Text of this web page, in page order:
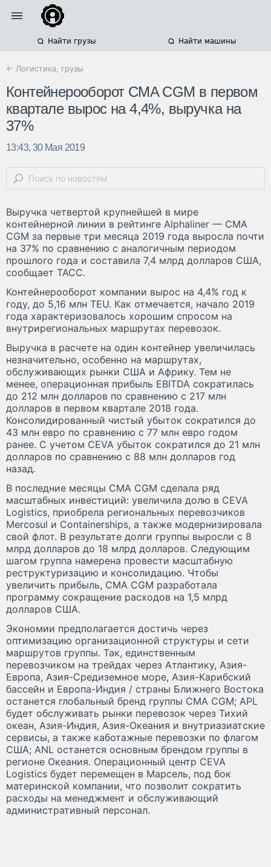
Найти грузы Найти машины
← Логистика, грузы
Контейнерооборот CMA CGM в первом
квартале вырос на 4,4%, выручка на
37%
13:43, 30 Мая 2019
Выручка четвертой крупнейшей в мире
контейнерной линии в рейтинге Alphaliner — CMA
CGM за первые три месяца 2019 года выросла почти
на 37% по сравнению с аналогичным периодом
прошлого года и составила 7,4 млрд долларов США,
сообщает ТАСС.
Контейнерооборот компании вырос на 4,4% год к
году, до 5,16 млн TEU. Как отмечается, начало 2019
года характеризовалось хорошим спросом на
внутрирегиональных маршрутах перевозок.
Выручка в расчете на один контейнер увеличилась
незначительно, особенно на маршрутах,
обслуживающих рынки США и Африку. Тем не
менее, операционная прибыль EBITDA сократилась
до 212 млн долларов по сравнению с 217 млн
долларов в первом квартале 2018 года.
Консолидированный чистый убыток сократился до
43 млн евро по сравнению с 77 млн евро годом
ранее. С учетом CEVA убыток сократился до 21 млн
долларов по сравнению с 88 млн долларов год
назад.
В последние месяцы CMA CGM сделала ряд
масштабных инвестиций: увеличила долю в CEVA
Logistics, приобрела региональных перевозчиков
Mercosul и Containerships, а также модернизировала
свой флот. В результате долги группы выросли с 8
млрд долларов до 18 млрд долларов. Следующим
шагом группа намерена провести масштабную
реструктуризацию и консолидацию. Чтобы
увеличить прибыль, CMA CGM разработала
программу сокращение расходов на 1,5 млрд
долларов США.
Экономии предполагается достичь через
оптимизацию организационной структуры и сети
маршрутов группы. Так, единственным
перевозчиком на трейдах через Атлантику, Азия-
Европа, Азия-Средиземное море, Азия-Карибский
бассейн и Европа-Индия / страны Ближнего Востока
останется глобальный бренд группы CMA CGM; APL
будет обслуживать рынки перевозок через Тихий
океан, Азия-Индия, Азия-Океания и внутриазиатские
сервисы, а также каботажные перевозки по флагом
США; ANL останется основным брендом группы в
регионе Океания. Операционный центр CEVA
Logistics будет перемещен в Марсель, под бок
материнской компании, что позволит сократить
расходы на менеджмент и обслуживающий
административный персонал.